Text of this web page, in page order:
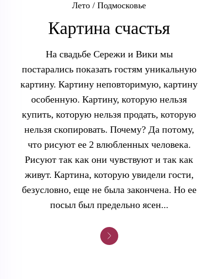
Лето / Подмосковье
Картина счастья
На свадьбе Сережи и Вики мы
постарались показать гостям уникальную
картину. Картину неповторимую, картину
особенную. Картину, которую нельзя
купить, которую нельзя продать, которую
нельзя скопировать. Почему? Да потому,
что рисуют ее 2 влюбленных человека.
Рисуют так как они чувствуют и так как
живут. Картина, которую увидели гости,
безусловно, еще не была закончена. Но ее
посыл был предельно ясен...